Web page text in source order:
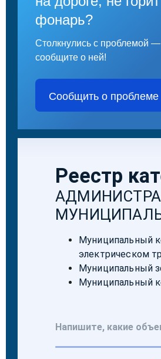
фонарь?
Столкнулись с проблемой —
сообщите о ней!
Сообщить о проблеме